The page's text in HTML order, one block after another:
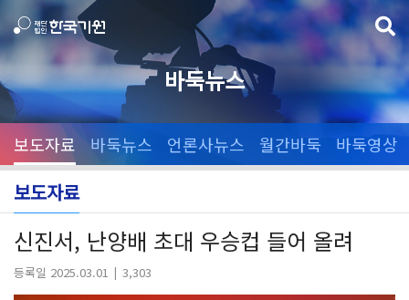
바둑뉴스
보도자료 바둑뉴스 언론사뉴스 월간바둑 바둑영상
보도자료
신진서, 난양배 초대 우승컵 들어 올려
등록일 2025.03.01 3,303